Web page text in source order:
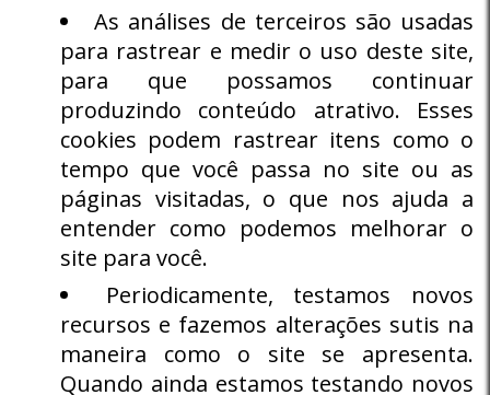
As análises de terceiros são usadas
para rastrear e medir o uso deste site,
para que possamos continuar
produzindo conteúdo atrativo. Esses
cookies podem rastrear itens como o
tempo que você passa no site ou as
páginas visitadas, o que nos ajuda a
entender como podemos melhorar o
site para você.
Periodicamente, testamos novos
recursos e fazemos alterações sutis na
maneira como o site se apresenta.
Quando ainda estamos testando novos